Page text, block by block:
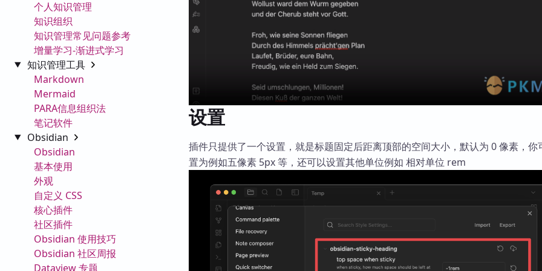
个人知识管理
知识组织
知识管理常见问题参考
增量学习-渐进式学习
知识管理工具
Markdown
Mermaid
PARA信息组织法
笔记软件
Obsidian
Obsidian
基本使用
外观
自定义 CSS
核心插件
社区插件
Obsidian 使用技巧
Obsidian 社区周报
Dataview 专题
设置
插件只提供了一个设置，就是标题固定后距离顶部的空间大小，默认为 0 像素，你
置为例如五像素 5px 等，还可以设置其他单位例如 相对单位 rem